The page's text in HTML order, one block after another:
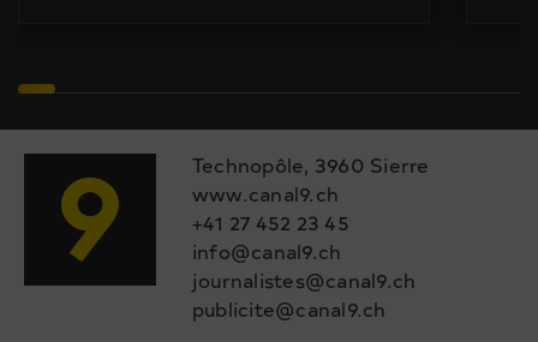
Technopôle, 3960 Sierre
www.canal9.ch
+41 27 452 23 45
info@canal9.ch
journalistes@canal9.ch
publicite@canal9.ch